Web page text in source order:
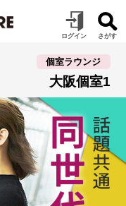
個室ラウンジ
大阪個室1